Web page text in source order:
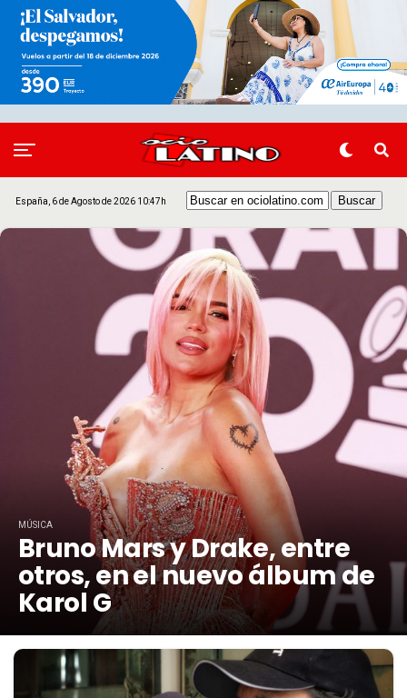
España, 6 de Agosto de 2026 10:47h
MÚSICA
Bruno Mars y Drake, entre
otros, en el nuevo álbum de
Karol G